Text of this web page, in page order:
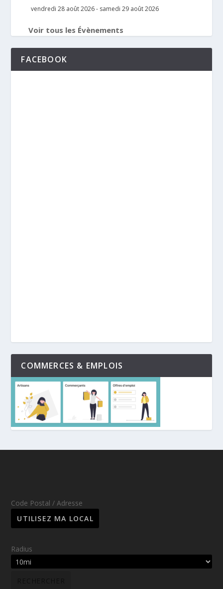
vendredi 28 août 2026- samedi 29 août 2026
Voir tous les Évènements
FACEBOOK
COMMERCES & EMPLOIS
Code Postal / Adresse
Radius